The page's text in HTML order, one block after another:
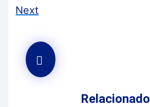
Next
Relacionado